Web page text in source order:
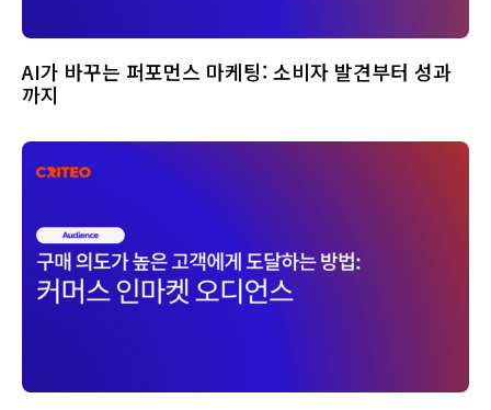
AI가 바꾸는 퍼포먼스 마케팅: 소비자 발견부터 성과
까지